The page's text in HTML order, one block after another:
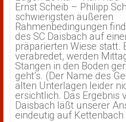
Ernst Scheib – Philipp
schwierigsten äußeren
Rahmenbedingungen
des SC Daisbach auf
präparierten Wiese statt.
verabredet, werden
Stangen in den Boden
geht’s. (Der Name des
alten Unterlagen leider
ersichtlich. Das Ergebnis
Daisbach läßt unserer
eindeutig auf